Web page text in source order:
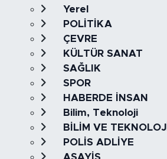
Yerel
POLİTİKA
ÇEVRE
KÜLTÜR SANAT
SAĞLIK
SPOR
HABERDE İNSAN
Bilim, Teknoloji
BİLİM VE TEKNOLOJİ
POLİS ADLİYE
ASAYİŞ